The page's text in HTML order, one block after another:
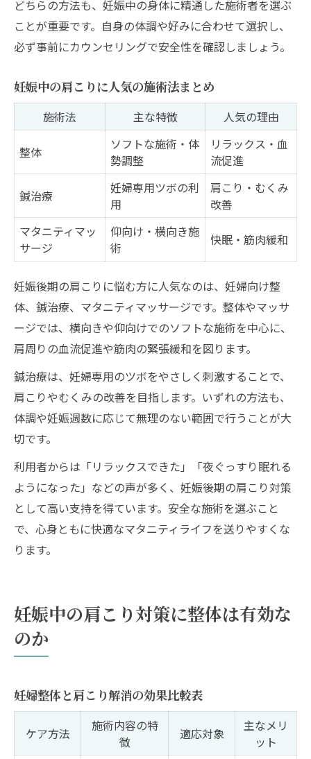
どちらの方法も、妊娠中の身体に精通した施術者を選ぶ
ことが重要です。自身の体調や好みに合わせて選択し、
必ず事前にカウンセリングで安全性を確認しましょう。
妊娠中の肩こりに人気の施術法まとめ
施術法 主な特徴 人気の理由
整体
ソフトな施術・体
勢調整
リラックス・血
流促進
鍼治療
妊婦専用ツボの利
用
肩こり・むくみ
改善
マタニティマッ
サージ
仰向け・横向き施
術
快眠・筋肉緩和
妊娠後期の肩こりに悩む方に人気なのは、妊婦向け整
体、鍼治療、マタニティマッサージです。整体やマッサ
ージでは、横向きや仰向けでのソフトな施術を中心に、
肩周りの血流促進や筋肉の緊張緩和を図ります。
鍼治療は、妊婦専用のツボをやさしく刺激することで、
肩こりやむくみの改善を目指します。いずれの方法も、
体調や妊娠週数に応じて無理のない範囲で行うことが大
切です。
利用者からは「リラックスできた」「夜ぐっすり眠れる
ようになった」などの声が多く、妊娠後期の肩こり対策
として高い支持を得ています。安全な施術を選ぶこと
で、心身ともに快適なマタニティライフを送りやすくな
ります。
妊娠中の肩こり対策に整体は有効な
のか
妊婦整体と肩こり解消の効果比較表
ケア方法
施術内容の特
徴
適応対象
主なメリ
ット